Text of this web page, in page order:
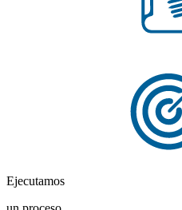
Ejecutamos